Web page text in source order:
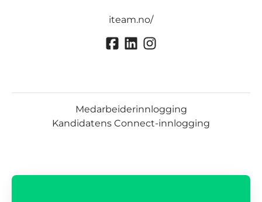
iteam.no/
Medarbeiderinnlogging
Kandidatens Connect-innlogging